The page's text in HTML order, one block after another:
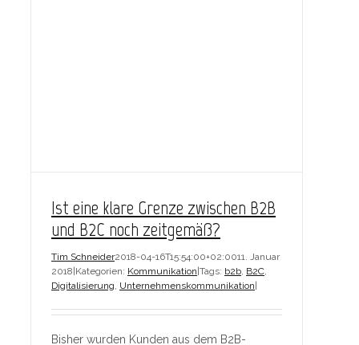
Ist eine klare Grenze zwischen B2B
und B2C noch zeitgemäß?
Tim Schneider2018-04-16T15:54:00+02:0011. Januar
2018 Kategorien: Kommunikation Tags: b2b, B2C,
Digitalisierung, Unternehmenskommunikation
Bisher wurden Kunden aus dem B2B-